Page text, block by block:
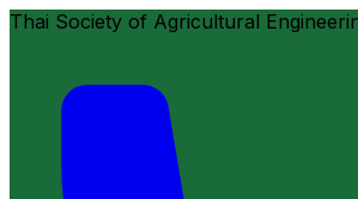
Thai Society of Agricultural